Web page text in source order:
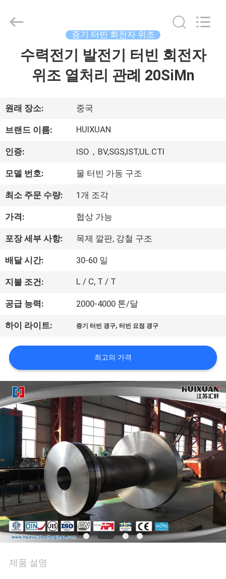
품
동
영
우
리
에
대
하
여
공
장
여
행
질
관
리
이
2026
JIANGSU
EQUIPMENT
증기 터빈 회전자 위조
수력전기 발전기 터빈 회전자
위조 열처리 관례 20SiMn
원래 장소: 중국
브랜드 이름: HUIXUAN
인증: ISO，BV,SGS,IST,UL.CTI
모델 번호: 물 터빈 가동 구조
최소 주문 수량: 1개 조각
가격: 협상 가능
포장 세부 사항: 목제 깔판, 강철 구조
배달 시간: 30-60 일
지불 조건: L / C, T / T
공급 능력: 2000-4000 톤/달
하이 라이트: 증기 터빈 갱구, 터빈 요점 갱구
최고의 가격
제품 설명